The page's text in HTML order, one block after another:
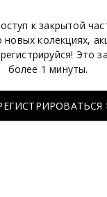
к закрытой
колекциях,
Это
более 1 минуты.